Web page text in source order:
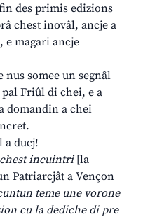
des primis edizions
chest inovâl, ancje a
e magari ancje
somee un segnâl
Friûl di chei, e a
domandin a chei
a ducj!
chest incuintri[la
Patriarcjât a Vençon
teme une vorone
cu la dediche di pre